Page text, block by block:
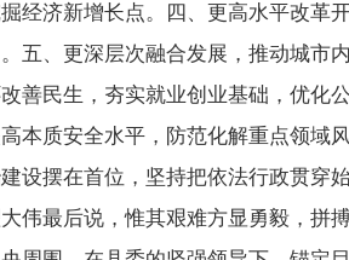
经济新增长点。四、更高水平改革
五、更深层次融合发展，推动城市
善民生，夯实就业创业基础，优化
本质安全水平，防范化解重点领域
设摆在首位，坚持把依法行政贯穿
伟最后说，惟其艰难方显勇毅，拼